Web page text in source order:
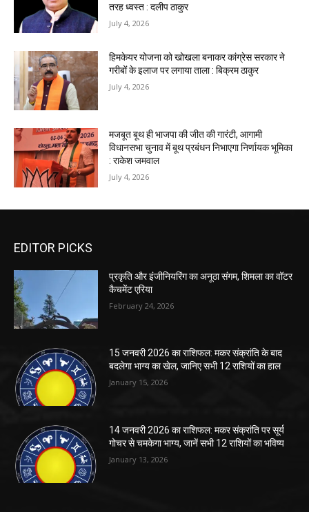
तरह ध्वस्त : दलीप ठाकुर
July 4, 2026
हिमकेयर योजना को खोखला बनाकर कांग्रेस सरकार ने
गरीबों के इलाज पर लगाया ताला : बिक्रम ठाकुर
July 4, 2026
मजबूत बूथ ही भाजपा की जीत की गारंटी, आगामी
विधानसभा चुनाव में बूथ प्रबंधन निभाएगा निर्णायक भूमिका
: राकेश जमवाल
July 4, 2026
EDITOR PICKS
प्रकृति और इंजीनियरिंग का अनूठा संगम, शिमला का वॉटर
कैचमेंट एरिया
February 24, 2026
15 जनवरी 2026 का राशिफल: मकर संक्रांति के बाद
बदलेगा भाग्य का खेल, जानिए सभी 12 राशियों का हाल
January 15, 2026
14 जनवरी 2026 का राशिफल: मकर संक्रांति पर सूर्य
गोचर से चमकेगा भाग्य, जानें सभी 12 राशियों का भविष्य
January 13, 2026